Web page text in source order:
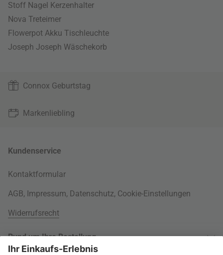
Stoff Nagel Kerzenhalter
Nova Treteimer
Flowerpot Akku Tischleuchte
Joseph Joseph Wäschekorb
Connox Geburtstag
Markenliebling
Kundenservice
Kontaktformular
AGB, Impressum, Datenschutz, Cookie-Einstellungen
Widerrufsrecht
Rund um Ihre Bestellung